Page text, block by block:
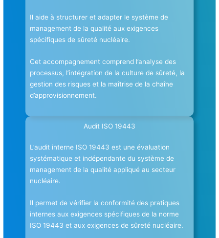
Il aide à structurer et adapter le système de
management de la qualité aux exigences
spécifiques de sûreté nucléaire.
Cet accompagnement comprend l’analyse des
processus, l’intégration de la culture de sûreté, la
gestion des risques et la maîtrise de la chaîne
d’approvisionnement.
Audit ISO 19443
L’audit interne ISO 19443 est une évaluation
systématique et indépendante du système de
management de la qualité appliqué au secteur
nucléaire.
Il permet de vérifier la conformité des pratiques
internes aux exigences spécifiques de la norme
ISO 19443 et aux exigences de sûreté nucléaire.